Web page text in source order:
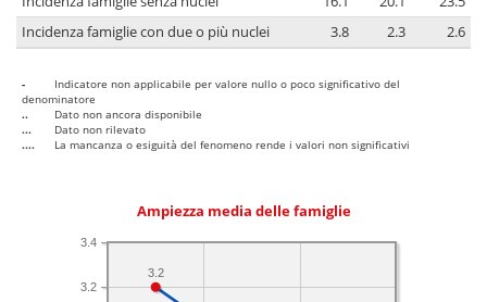
Incidenza famiglie con due o più nuclei
3.8 2.3 2.6
-
Indicatore non applicabile per valore nullo o poco significativo del
denominatore
..
Dato non ancora disponibile
...
Dato non rilevato
....
La mancanza o esiguità del fenomeno rende i valori non significativi
Ampiezza media delle famiglie
3.2
3.4
3.2